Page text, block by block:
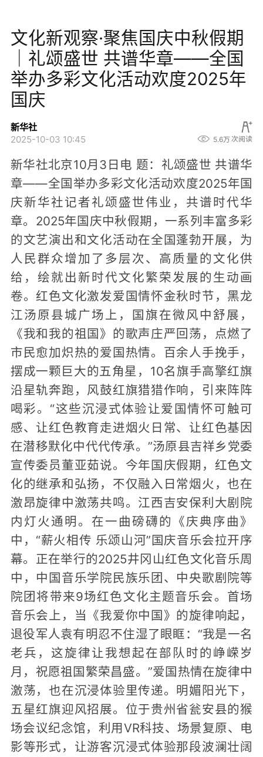
文化新观察·聚焦国庆中秋假期
｜礼颂盛世 共谱华章——全国
举办多彩文化活动欢度2025年
国庆
新华社
2025-10-03 10:45
5.6万 次阅读
新华社北京10月3日电 题：礼颂盛世 共谱华
章——全国举办多彩文化活动欢度2025年国
庆新华社记者礼颂盛世伟业，共谱时代华
章。2025年国庆中秋假期，一系列丰富多彩
的文艺演出和文化活动在全国蓬勃开展，为
人民群众增加了多层次、高质量的文化供
给，绘就出新时代文化繁荣发展的生动画
卷。红色文化激发爱国情怀金秋时节，黑龙
江汤原县城广场上，国旗在微风中舒展，
《我和我的祖国》的歌声庄严回荡，点燃了
市民愈加炽热的爱国热情。百余人手挽手，
摆成一颗巨大的五角星，10名旗手高擎红旗
沿星轨奔跑，风鼓红旗猎猎作响，引来阵阵
喝彩。“这些沉浸式体验让爱国情怀可触可
感、让红色教育走进烟火日常、让红色基因
在潜移默化中代代传承。”汤原县吉祥乡党委
宣传委员董亚茹说。今年国庆假期，红色文
化的继承和弘扬，不仅融入日常烟火，也在
激昂旋律中激荡共鸣。江西吉安保利大剧院
内灯火通明。在一曲磅礴的《庆典序曲》
中，“薪火相传 乐颂山河”国庆音乐会拉开序
幕。正在举行的2025井冈山红色文化音乐周
中，中国音乐学院民族乐团、中央歌剧院等
院团将带来9场红色文化主题音乐会。首场
音乐会上，当《我爱你中国》的旋律响起，
退役军人袁有明忍不住湿了眼眶：“我是一名
老兵，这旋律让我想起在部队时的峥嵘岁
月，祝愿祖国繁荣昌盛。”爱国热情在旋律中
激荡，也在沉浸体验里传递。明媚阳光下，
五星红旗迎风招展。位于贵州省瓮安县的猴
场会议纪念馆，利用VR科技、场景复原、电
影等形式，让游客沉浸式体验那段波澜壮阔